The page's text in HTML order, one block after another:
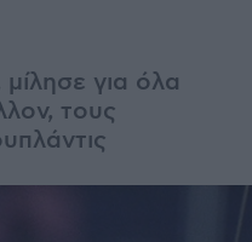
για όλα
τους